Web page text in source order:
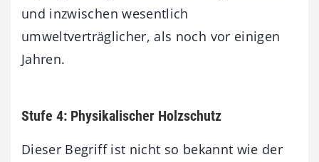
und inzwischen wesentlich
umweltverträglicher, als noch vor einigen
Jahren.
Stufe 4: Physikalischer Holzschutz
Dieser Begriff ist nicht so bekannt wie der